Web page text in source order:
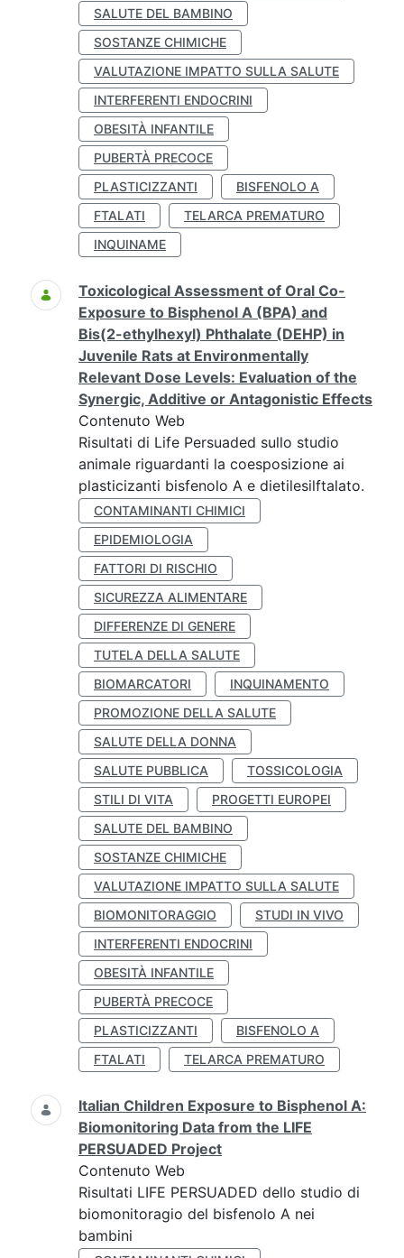
SALUTE DEL BAMBINO
SOSTANZE CHIMICHE
VALUTAZIONE IMPATTO SULLA SALUTE
INTERFERENTI ENDOCRINI
OBESITÀ INFANTILE
PUBERTÀ PRECOCE
PLASTICIZZANTI
BISFENOLO A
FTALATI
TELARCA PREMATURO
INQUINAME
Toxicological Assessment of Oral Co-
Exposure to Bisphenol A (BPA) and
Bis(2-ethylhexyl) Phthalate (DEHP) in
Juvenile Rats at Environmentally
Relevant Dose Levels: Evaluation of the
Synergic, Additive or Antagonistic Effects
Contenuto Web
Risultati di Life Persuaded sullo studio
animale riguardanti la coesposizione ai
plasticizanti bisfenolo A e dietilesilftalato.
CONTAMINANTI CHIMICI
EPIDEMIOLOGIA
FATTORI DI RISCHIO
SICUREZZA ALIMENTARE
DIFFERENZE DI GENERE
TUTELA DELLA SALUTE
BIOMARCATORI
INQUINAMENTO
PROMOZIONE DELLA SALUTE
SALUTE DELLA DONNA
SALUTE PUBBLICA
TOSSICOLOGIA
STILI DI VITA
PROGETTI EUROPEI
SALUTE DEL BAMBINO
SOSTANZE CHIMICHE
VALUTAZIONE IMPATTO SULLA SALUTE
BIOMONITORAGGIO
STUDI IN VIVO
INTERFERENTI ENDOCRINI
OBESITÀ INFANTILE
PUBERTÀ PRECOCE
PLASTICIZZANTI
BISFENOLO A
FTALATI
TELARCA PREMATURO
Italian Children Exposure to Bisphenol A:
Biomonitoring Data from the LIFE
PERSUADED Project
Contenuto Web
Risultati LIFE PERSUADED dello studio di
biomonitoragio del bisfenolo A nei
bambini